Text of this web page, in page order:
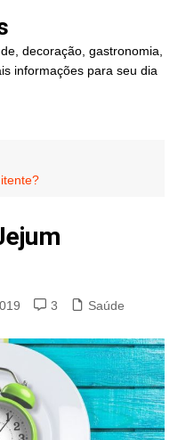
decoração, gastronomia,
informações para seu dia
3 Saúde